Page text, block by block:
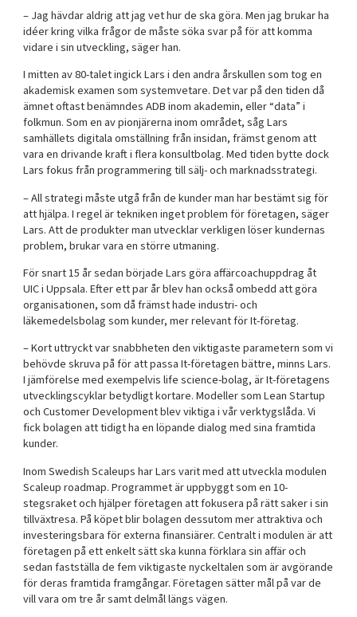
Current offers and activities
Reach out to us
Locations
– Jag hävdar aldrig att jag vet hur de ska göra. Men jag brukar ha
idéer kring vilka frågor de måste söka svar på för att komma
vidare i sin utveckling, säger han.
I mitten av 80-talet ingick Lars i den andra årskullen som tog en
akademisk examen som systemvetare. Det var på den tiden då
ämnet oftast benämndes ADB inom akademin, eller “data” i
folkmun. Som en av pionjärerna inom området, såg Lars
samhällets digitala omställning från insidan, främst genom att
vara en drivande kraft i flera konsultbolag. Med tiden bytte dock
Lars fokus från programmering till sälj- och marknadsstrategi.
– All strategi måste utgå från de kunder man har bestämt sig för
att hjälpa. I regel är tekniken inget problem för företagen, säger
Lars. Att de produkter man utvecklar verkligen löser kundernas
problem, brukar vara en större utmaning.
För snart 15 år sedan började Lars göra affärcoachuppdrag åt
UIC i Uppsala. Efter ett par år blev han också ombedd att göra
organisationen, som då främst hade industri- och
läkemedelsbolag som kunder, mer relevant för It-företag.
– Kort uttryckt var snabbheten den viktigaste parametern som vi
behövde skruva på för att passa It-företagen bättre, minns Lars.
I jämförelse med exempelvis life science-bolag, är It-företagens
utvecklingscyklar betydligt kortare. Modeller som Lean Startup
och Customer Development blev viktiga i vår verktygslåda. Vi
fick bolagen att tidigt ha en löpande dialog med sina framtida
kunder.
Inom Swedish Scaleups har Lars varit med att utveckla modulen
Scaleup roadmap. Programmet är uppbyggt som en 10-
stegsraket och hjälper företagen att fokusera på rätt saker i sin
tillväxtresa. På köpet blir bolagen dessutom mer attraktiva och
investeringsbara för externa finansiärer. Centralt i modulen är att
företagen på ett enkelt sätt ska kunna förklara sin affär och
sedan fastställa de fem viktigaste nyckeltalen som är avgörande
för deras framtida framgångar. Företagen sätter mål på var de
vill vara om tre år samt delmål längs vägen.